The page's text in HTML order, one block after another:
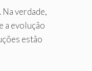
verdade,
a evolução
estão